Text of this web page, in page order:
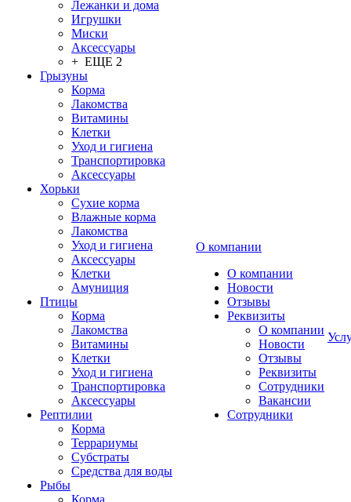
Лежанки и дома
Игрушки
Миски
Аксессуары
+ ЕЩЕ 2
Грызуны
Корма
Лакомства
Витамины
Клетки
Уход и гигиена
Транспортировка
Аксессуары
Хорьки
Сухие корма
Влажные корма
Лакомства
Уход и гигиена
Аксессуары
Клетки
Амуниция
Птицы
Корма
Лакомства
Витамины
Клетки
Уход и гигиена
Транспортировка
Аксессуары
Рептилии
Корма
Террариумы
Субстраты
Средства для воды
Рыбы
Корма
О компании
О компании
Новости
Отзывы
Реквизиты
О компании
Новости
Отзывы
Реквизиты
Сотрудники
Вакансии
Сотрудники